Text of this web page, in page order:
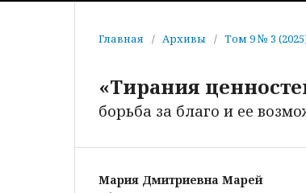
Главная / Архивы / Том 9 № 3
«Тирания
борьба за благо и ее
Мария Дмитриевна Марей